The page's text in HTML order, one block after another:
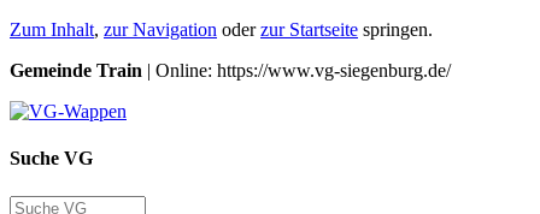
Zum Inhalt, zur Navigation oderzur Startseite springen.
Gemeinde Train | Online: https://www.vg-siegenburg.de/
Suche VG